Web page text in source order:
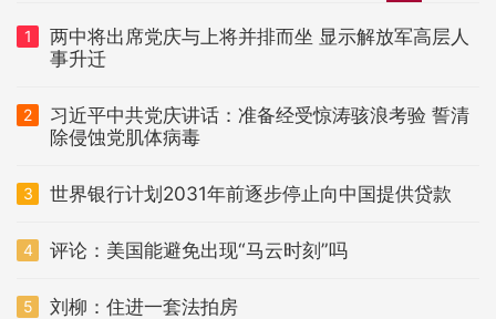
1
两中将出席党庆与上将并排而坐 显示解放军高层人
事升迁
2
习近平中共党庆讲话：准备经受惊涛骇浪考验 誓清
除侵蚀党肌体病毒
3 世界银行计划2031年前逐步停止向中国提供贷款
4 评论：美国能避免出现“马云时刻”吗
5 刘柳：住进一套法拍房